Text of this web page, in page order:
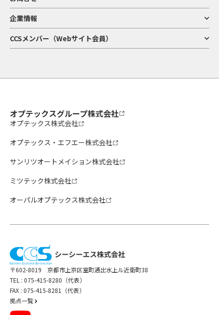
企業情報
CCSメンバー（Webサイト会員）
オプテックスグループ株式会社
オプテックス株式会社
オプテックス・エフエー株式会社
サンリツオートメイション株式会社
ミツテック株式会社
オーパルオプテックス株式会社
〒602-8019 京都市上京区室町通出水上ル近衛町38
TEL : 075-415-8280（代表）
FAX : 075-415-8281（代表）
拠点一覧